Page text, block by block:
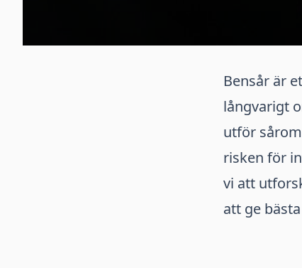
Bensår är
långvarigt
utför
risken för
vi att
att ge